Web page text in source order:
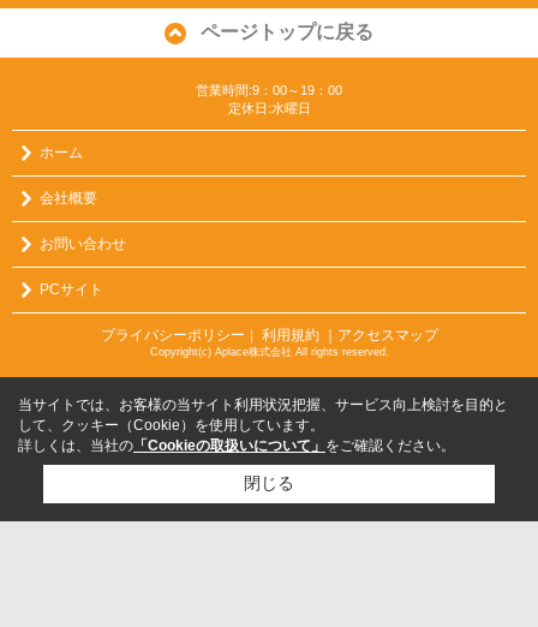
ページトップに戻る
営業時間:9：00～19：00
定休日:水曜日
ホーム
会社概要
お問い合わせ
PCサイト
プライバシーポリシー ｜ 利用規約 ｜アクセスマップ
Copyright(c) Aplace株式会社 All rights reserved.
当サイトでは、お客様の当サイト利用状況把握、サービス向上検討を目的と
して、クッキー（Cookie）を使用しています。
詳しくは、当社の 「Cookieの取扱いについて」 をご確認ください。
閉じる